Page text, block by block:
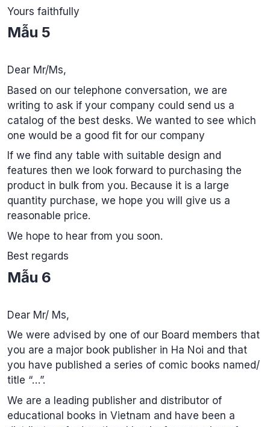
Yours faithfully
Mẫu 5
Dear Mr/Ms,
Based on our telephone conversation, we are
writing to ask if your company could send us a
catalog of the best desks. We wanted to see which
one would be a good fit for our company
If we find any table with suitable design and
features then we look forward to purchasing the
product in bulk from you. Because it is a large
quantity purchase, we hope you will give us a
reasonable price.
We hope to hear from you soon.
Best regards
Mẫu 6
Dear Mr/ Ms,
We were advised by one of our Board members that
you are a major book publisher in Ha Noi and that
you have published a series of comic books named/
title “…”.
We are a leading publisher and distributor of
educational books in Vietnam and have been a